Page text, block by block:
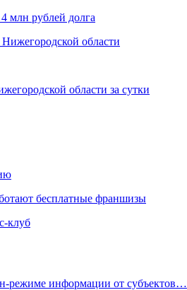
млн рублей долга
области
области за сутки
бесплатные франшизы
клуб
режиме информации от субъектов…